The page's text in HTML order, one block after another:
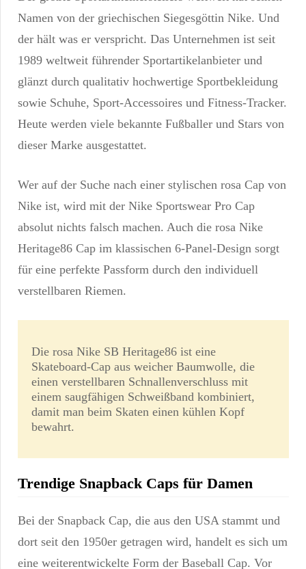
Namen von der griechischen Siegesgöttin Nike. Und
der hält was er verspricht. Das Unternehmen ist seit
1989 weltweit führender Sportartikelanbieter und
glänzt durch qualitativ hochwertige Sportbekleidung
sowie Schuhe, Sport-Accessoires und Fitness-Tracker.
Heute werden viele bekannte Fußballer und Stars von
dieser Marke ausgestattet.
Wer auf der Suche nach einer stylischen rosa Cap von
Nike ist, wird mit der Nike Sportswear Pro Cap
absolut nichts falsch machen. Auch die rosa Nike
Heritage86 Cap im klassischen 6-Panel-Design sorgt
für eine perfekte Passform durch den individuell
verstellbaren Riemen.
Die rosa Nike SB Heritage86 ist eine
Skateboard-Cap aus weicher Baumwolle, die
einen verstellbaren Schnallenverschluss mit
einem saugfähigen Schweißband kombiniert,
damit man beim Skaten einen kühlen Kopf
bewahrt.
Trendige Snapback Caps für Damen
Bei der Snapback Cap, die aus den USA stammt und
dort seit den 1950er getragen wird, handelt es sich um
eine weiterentwickelte Form der Baseball Cap. Vor